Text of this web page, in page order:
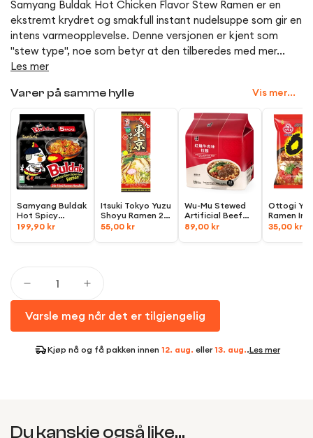
Samyang Buldak Hot Chicken Flavor Stew Ramen er en
ekstremt krydret og smakfull instant nudelsuppe som gir en
intens varmeopplevelse. Denne versjonen er kjent som
"stew type", noe som betyr at den tilberedes med mer...
Les mer
Varer på samme hylle Vis mer...
Samyang Buldak
Hot Spicy
Chicken Ramen,
199,90 kr
Itsuki Tokyo Yuzu
Shoyu Ramen 2-
servings,
55,00 kr
Wu-Mu Stewed
Artificial Beef
Flavor Ramen 4-
89,00 kr
Ottogi
Ramen
Noodle,
35,00 kr
Varsle meg når det er tilgjengelig
Kjøp nå og få pakken innen 12. aug. eller13. aug..Les mer
Du kanskje også like...